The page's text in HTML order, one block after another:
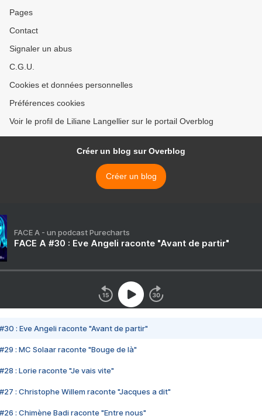
Pages
Contact
Signaler un abus
C.G.U.
Cookies et données personnelles
Préférences cookies
Voir le profil de Liliane Langellier sur le portail Overblog
Créer un blog sur Overblog
Créer un blog
FACE A - un podcast Purecharts
FACE A #30 : Eve Angeli raconte "Avant de partir"
#30 : Eve Angeli raconte "Avant de partir"
#29 : MC Solaar raconte "Bouge de là"
#28 : Lorie raconte "Je vais vite"
#27 : Christophe Willem raconte "Jacques a dit"
#26 : Chimène Badi raconte "Entre nous"